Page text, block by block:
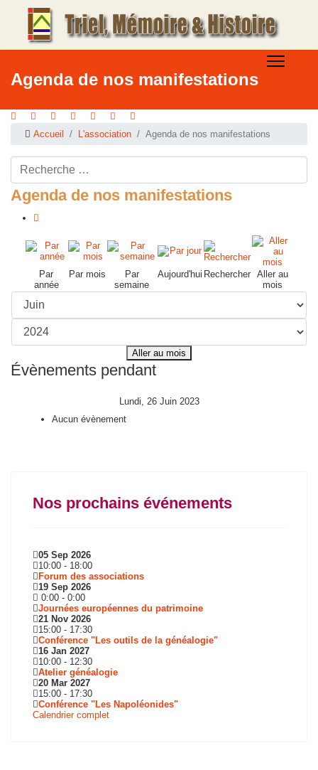
Agenda de nos manifestations
Accueil L'association Agenda de nos manifestations
Rechercher ...
Agenda de nos manifestations
Par
année
Par mois
Par
semaine
Aujourd'hui Rechercher Aller au
mois
Aller au mois
Évènements pendant
Lundi, 26 Juin 2023
Aucun évènement
Nos prochains événements
05 Sep 2026
10:00 - 18:00
Forum des associations
19 Sep 2026
0:00 - 0:00
Journées européennes du patrimoine
21 Nov 2026
15:00 - 17:30
Conférence "Les outils de la généalogie"
16 Jan 2027
10:00 - 12:30
Atelier généalogie
20 Mar 2027
15:00 - 17:30
Conférence "Les Napoléonides"
Calendrier complet